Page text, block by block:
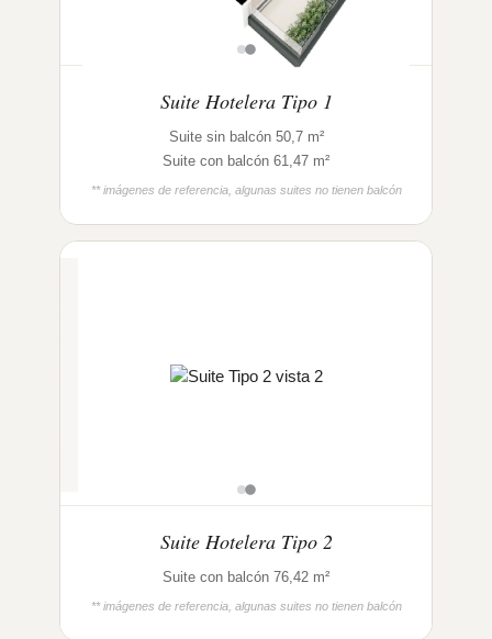
Suite Hotelera Tipo 1
Suite sin balcón 50,7 m²
Suite con balcón 61,47 m²
** imágenes de referencia, algunas suites no tienen balcón
Suite Hotelera Tipo 2
Suite con balcón 76,42 m²
** imágenes de referencia, algunas suites no tienen balcón